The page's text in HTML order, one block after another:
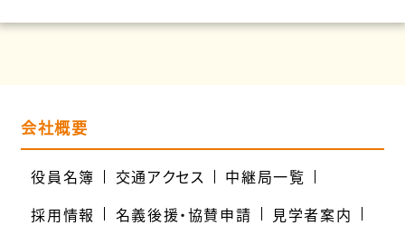
会社概要
役員名簿 交通アクセス
中継局一覧
採用情報
名義後援・協賛申請
見学者案内